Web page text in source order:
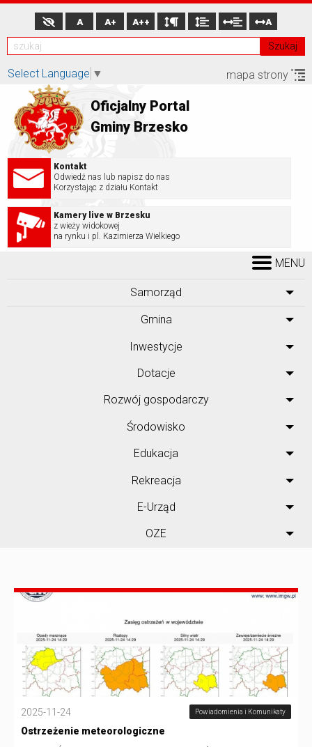
Szukaj
A A+ A++ A
Select Language ▼ mapa strony
Oficjalny Portal
Gminy Brzesko
Kontakt
Odwiedź nas lub napisz do nas
Korzystając z działu Kontakt
Kamery live w Brzesku
z wieży widokowej
na rynku i pl. Kazimierza Wielkiego
MENU
Samorząd
Gmina
Inwestycje
Dotacje
Rozwój gospodarczy
Środowisko
Edukacja
Rekreacja
E-Urząd
OZE
2025-11-24 Powiadomienia i Komunikaty
Ostrzeżenie meteorologiczne